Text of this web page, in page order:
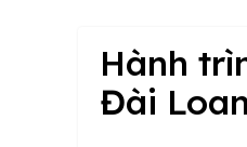
Hành
Đài